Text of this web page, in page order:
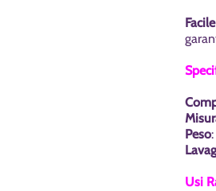
Peso:
Usi